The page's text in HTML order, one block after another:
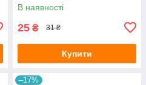
В наявності
25 ₴ 31 ₴
Купити
–17%